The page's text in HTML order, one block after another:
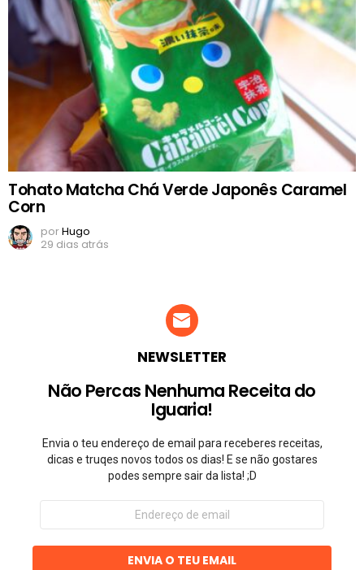
Tohato Matcha Chá Verde Japonês Caramel
Corn
porHugo
29 dias atrás
NEWSLETTER
Não Percas Nenhuma Receita do
Iguaria!
Envia o teu endereço de email para receberes receitas,
dicas e truqes novos todos os dias! E se não gostares
podes sempre sair da lista! ;D
Endereço
email
ENVIA O TEU EMAIL